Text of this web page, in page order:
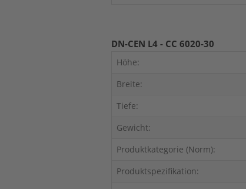
DN-CEN L4 - CC 6020-30
Höhe:
Breite:
Tiefe:
Gewicht:
Produktkategorie (Norm):
Produktspezifikation: